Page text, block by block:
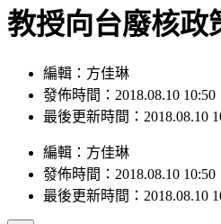
教授向台廢核政
編輯：方佳琳
發佈時間：2018.08.10 10:50
最後更新時間：2018.08.10
編輯 ： 方佳琳
發佈時間： 2018.08.10 10:50
最後更新時間： 2018.08.10